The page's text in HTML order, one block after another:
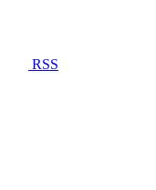
RSS